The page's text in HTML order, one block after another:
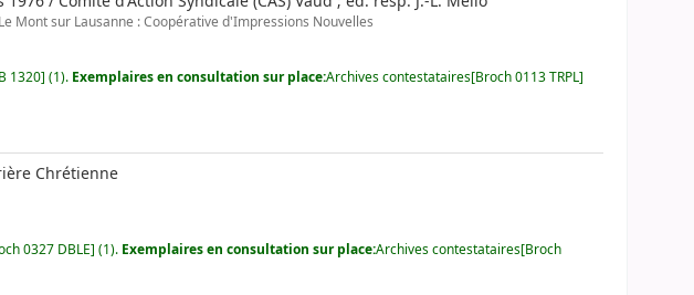
Mont sur Lausanne : Coopérative d'Impressions Nouvelles
1320] (1). Exemplaires en consultation sur place:Archives contestataires[Broch 0113 TRPL]
Chrétienne
0327 DBLE] (1). Exemplaires en consultation sur place:Archives contestataires[Broch